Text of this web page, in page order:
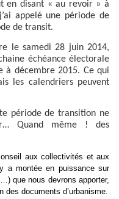
en disant « au revoir » à
appelé une période de
de transit.
le samedi 28 juin 2014,
échéance électorale
à décembre 2015. Ce qui
les calendriers peuvent
période de transition ne
Quand même ! des
aux collectivités et aux
a montée en puissance sur
que nous devrons apporter,
des documents d’urbanisme.